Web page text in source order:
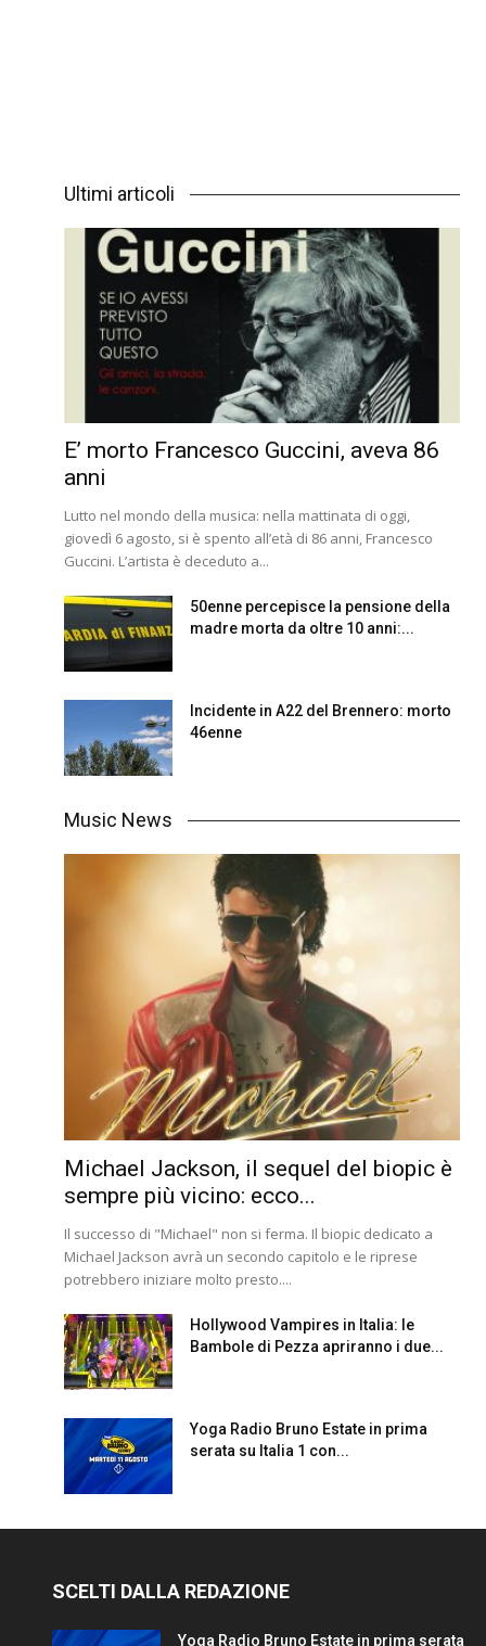
Ultimi articoli
E’ morto Francesco Guccini, aveva 86
anni
Lutto nel mondo della musica: nella mattinata di oggi,
giovedì 6 agosto, si è spento all’età di 86 anni, Francesco
Guccini. L’artista è deceduto a...
50enne percepisce la pensione della
madre morta da oltre 10 anni:...
Incidente in A22 del Brennero: morto
46enne
Music News
Michael Jackson, il sequel del biopic è
sempre più vicino: ecco...
Il successo di "Michael" non si ferma. Il biopic dedicato a
Michael Jackson avrà un secondo capitolo e le riprese
potrebbero iniziare molto presto....
Hollywood Vampires in Italia: le
Bambole di Pezza apriranno i due...
Yoga Radio Bruno Estate in prima
serata su Italia 1 con...
SCELTI DALLA REDAZIONE
Yoga Radio Bruno Estate in prima serata